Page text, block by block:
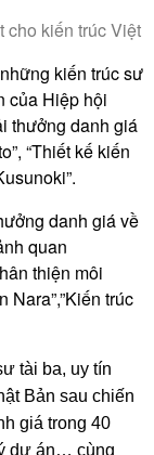
kiến trúc sư
của Hiệp hội
thưởng danh giá
“Thiết kế kiến
danh giá về
quan
thiện môi
Nara”,”Kiến trúc
tài ba, uy tín
Bản sau chiến
giá trong 40
dự án… cùng